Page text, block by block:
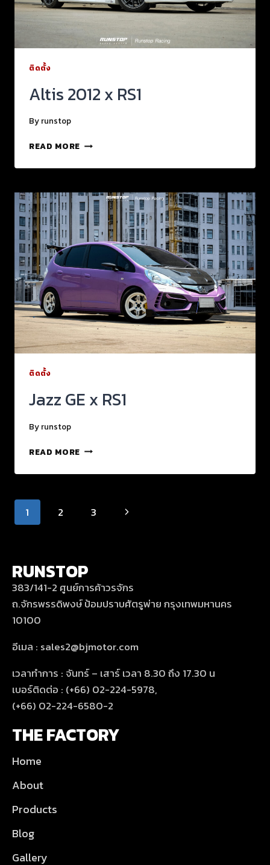
ติดตั้ง
Altis 2012 x RS1
By runstop
READ MORE
ติดตั้ง
Jazz GE x RS1
By runstop
READ MORE
1 2 3
RUNSTOP
383/141-2 ศูนย์การค้าวรจักร
ถ.จักรพรรดิพงษ์ ป้อมปราบศัตรูพ่าย กรุงเทพมหานคร
10100
อีเมล : sales2@bjmotor.com
เวลาทำการ : จันทร์ – เสาร์ เวลา 8.30 ถึง 17.30 น
เบอร์ติดต่อ : (+66) 02-224-5978,
(+66) 02-224-6580-2
THE FACTORY
Home
About
Products
Blog
Gallery